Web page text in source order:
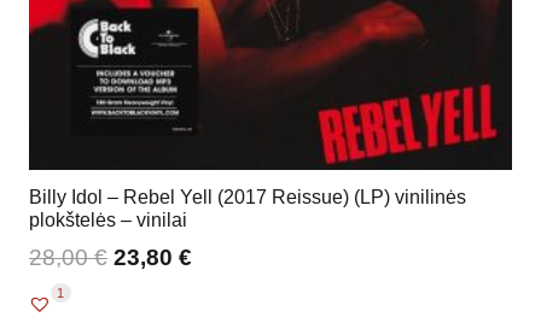
Billy Idol – Rebel Yell (2017 Reissue) (LP) vinilinės
plokštelės – vinilai
28,00€ 23,80 €
1